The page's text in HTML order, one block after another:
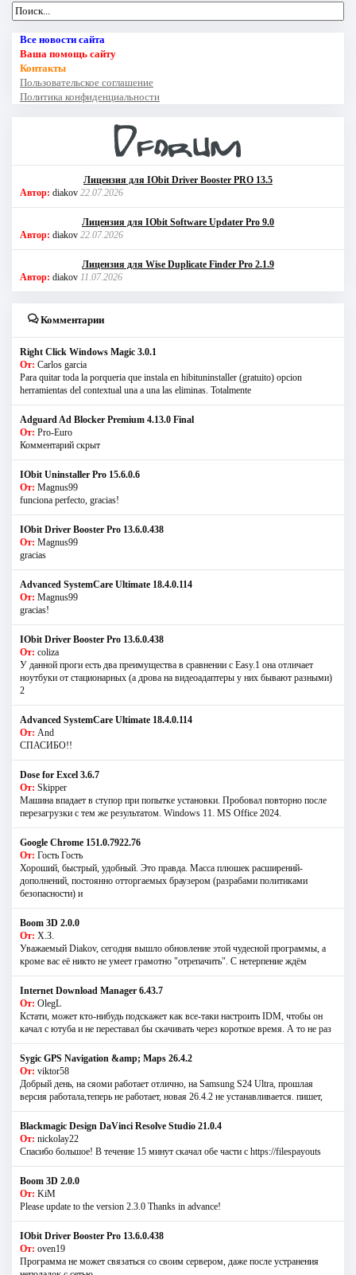
Все новости сайта
Ваша помощь сайту
Контакты
Пользовательское соглашение
Политика конфиденциальности
Лицензия для IObit Driver Booster PRO 13.5
Автор: diakov 22.07.2026
Лицензия для IObit Software Updater Pro 9.0
Автор: diakov 22.07.2026
Лицензия для Wise Duplicate Finder Pro 2.1.9
Автор: diakov 11.07.2026
Комментарии
Right Click Windows Magic 3.0.1
От: Carlos garcia
Para quitar toda la porqueria que instala en hibituninstaller (gratuito) opcion
herramientas del contextual una a una las eliminas. Totalmente
Adguard Ad Blocker Premium 4.13.0 Final
От: Pro-Euro
Комментарий скрыт
IObit Uninstaller Pro 15.6.0.6
От: Magnus99
funciona perfecto, gracias!
IObit Driver Booster Pro 13.6.0.438
От: Magnus99
gracias
Advanced SystemCare Ultimate 18.4.0.114
От: Magnus99
gracias!
IObit Driver Booster Pro 13.6.0.438
От: coliza
У данной проги есть два преимущества в сравнении с Easy.1 она отличает
ноутбуки от стационарных (а дрова на видеоадаптеры у них бывают разными)
2
Advanced SystemCare Ultimate 18.4.0.114
От: And
СПАСИБО!!
Dose for Excel 3.6.7
От: Skipper
Машина впадает в ступор при попытке установки. Пробовал повторно после
перезагрузки с тем же результатом. Windows 11. MS Offiсe 2024.
Google Chrome 151.0.7922.76
От: Гость Гость
Хороший, быстрый, удобный. Это правда. Масса плюшек расширений-
дополнений, постоянно отторгаемых браузером (разрабами политиками
безопасности) и
Boom 3D 2.0.0
От: Х.З.
Уважаемый Diakov, сегодня вышло обновление этой чудесной программы, а
кроме вас её никто не умеет грамотно "отрепачить". С нетерпение ждём
Internet Download Manager 6.43.7
От: OlegL
Кстати, может кто-нибудь подскажет как все-таки настроить IDM, чтобы он
качал с ютуба и не переставал бы скачивать через короткое время. А то не раз
Sygic GPS Navigation &amp; Maps 26.4.2
От: viktor58
Добрый день, на сяоми работает отлично, на Samsung S24 Ultra, прошлая
версия работала,теперь не работает, новая 26.4.2 не устанавливается. пишет,
Blackmagic Design DaVinci Resolve Studio 21.0.4
От: nickolay22
Спасибо большое! В течение 15 минут скачал обе части с https://filespayouts
Boom 3D 2.0.0
От: KiM
Please update to the version 2.3.0 Thanks in advance!
IObit Driver Booster Pro 13.6.0.438
От: oven19
Программа не может связаться со своим сервером, даже после устранения